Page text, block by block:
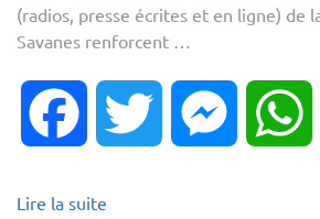
(radios, presse écrites et en ligne) de
Savanes renforcent …
Facebook Twitter Messenger
Lire la suite